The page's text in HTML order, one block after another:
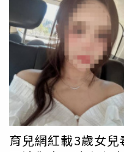
逛三葉草，月底只能逛三
就好」、「左邊（三葉草
產品，左邊設計你」。網
（圖／達志／美聯社）
表的是「adidas
頭風格商品，包含
系列；至於三條斜線則
涵蓋跑步、籃球、足球及
性與運動科技。adidas官
程。三葉草標誌於1972
育兒網紅載3歲女